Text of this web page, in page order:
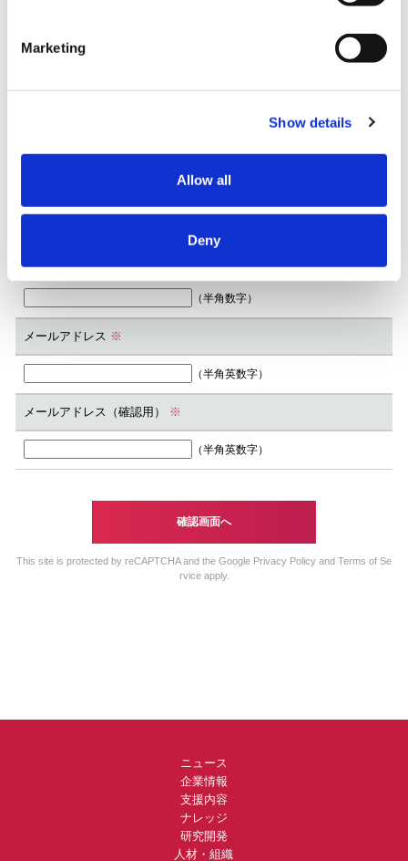
Marketing
Show details
Allow all
Deny
（半角数字）
メールアドレス ※
（半角英数字）
メールアドレス（確認用） ※
（半角英数字）
This site is protected by reCAPTCHA and the Google Privacy Policy and Terms of Se
rviceapply.
ニュース
企業情報
支援内容
ナレッジ
研究開発
人材・組織